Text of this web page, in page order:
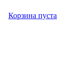
Корзина пуста